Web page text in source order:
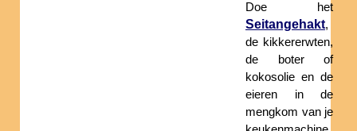
Doe het
Seitangehakt,
de kikkererwten,
de boter of
kokosolie en de
eieren in de
mengkom van je